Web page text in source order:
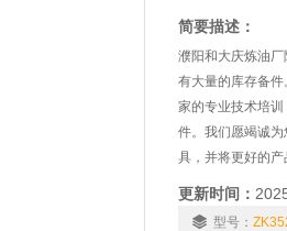
简要描述：
濮阳和大庆炼油
有大量的库存备
家的专业技术培
件。我们愿竭诚
具，并将更好的
更新时间：
型号：